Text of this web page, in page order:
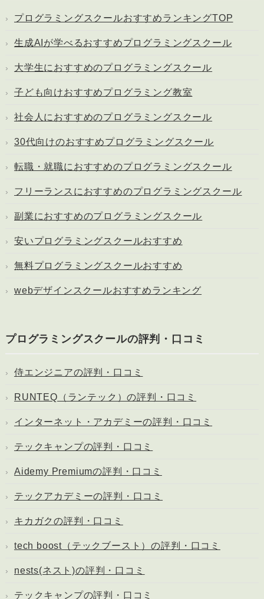
プログラミングスクールおすすめランキングTOP
生成AIが学べるおすすめプログラミングスクール
大学生におすすめのプログラミングスクール
子ども向けおすすめプログラミング教室
社会人におすすめのプログラミングスクール
30代向けのおすすめプログラミングスクール
転職・就職におすすめのプログラミングスクール
フリーランスにおすすめのプログラミングスクール
副業におすすめのプログラミングスクール
安いプログラミングスクールおすすめ
無料プログラミングスクールおすすめ
webデザインスクールおすすめランキング
プログラミングスクールの評判・口コミ
侍エンジニアの評判・口コミ
RUNTEQ（ランテック）の評判・口コミ
インターネット・アカデミーの評判・口コミ
テックキャンプの評判・口コミ
Aidemy Premiumの評判・口コミ
テックアカデミーの評判・口コミ
キカガクの評判・口コミ
tech boost（テックブースト）の評判・口コミ
nests(ネスト)の評判・口コミ
テックキャンプの評判・口コミ